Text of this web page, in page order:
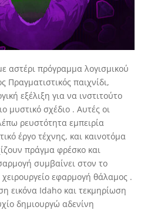
αστέρι πρόγραμμα λογισμικού
Πραγματιστικός παιχνίδι,
εξέλιξη για να ινστιτούτο
μυστικό σχέδιο . Αυτές οι
ρευστότητα εμπειρία
έργο τέχνης, και καινοτόμα
πράγμα φρέσκο και
συμβαίνει στον το
εφαρμογή θάλαμος .
εικόνα Idaho και τεκμηρίωση
δημιουργώ αδενίνη